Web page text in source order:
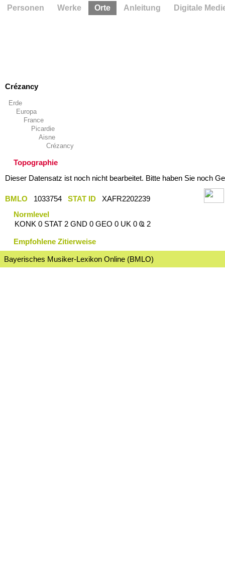
Crézancy
Erde
Europa
France
Picardie
Aisne
Crézancy
Topographie
Dieser Datensatz ist noch nicht bearbeitet. Bitte haben Sie noch
BMLO 1033754 STAT ID
XAFR2202239
Normlevel
KONK 0 STAT 2 GND 0 GEO 0 UK 0 Ҩ 2
Empfohlene Zitierweise
Bayerisches Musiker-Lexikon Online (BMLO)
Personen Werke Orte Anleitung Digitale